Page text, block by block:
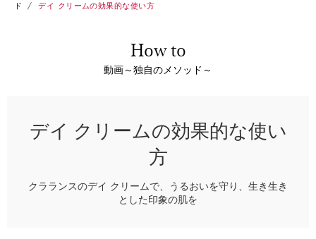
ド
デイ クリームの効果的な使い方
How to
動画～独自のメソッド～
デイ クリームの効果的な使い
方
クラランスのデイ クリームで、うるおいを守り、生き生き
とした印象の肌を